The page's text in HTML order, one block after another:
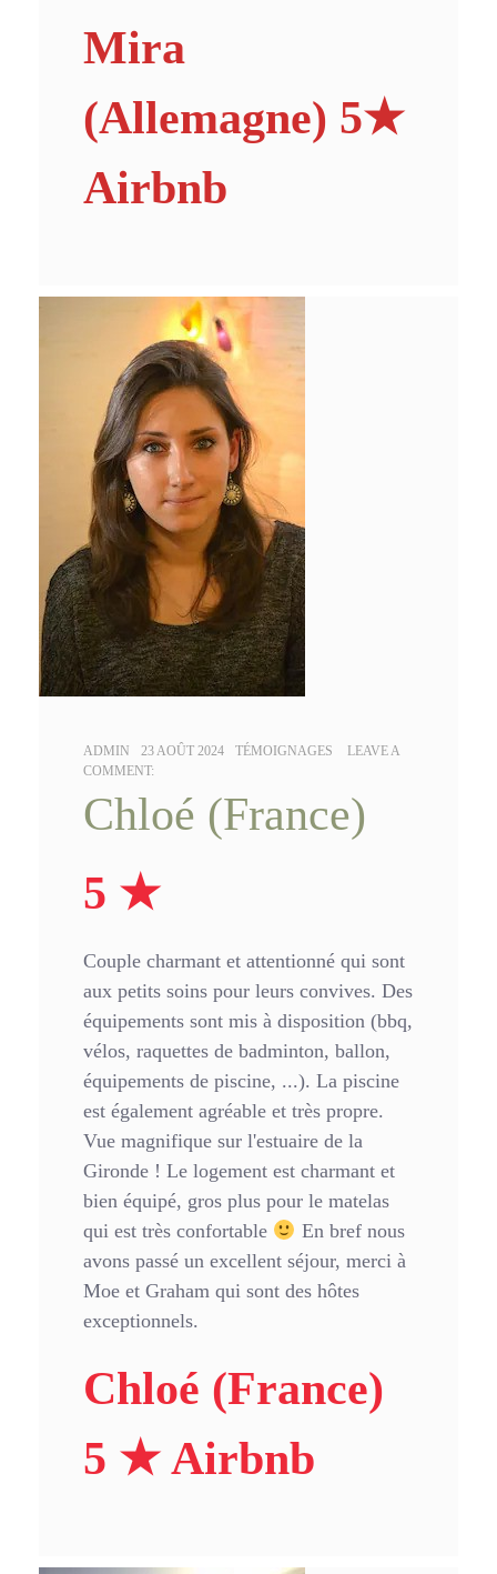
Mira
(Allemagne) 5★
Airbnb
AUTHOR:
ADMIN
POSTED
ON:
23 AOÛT 2024 CATEGORIES:
TÉMOIGNAGES
LEAVE A
COMMENT:
Chloé (France)
5 ★
Couple charmant et attentionné qui sont
aux petits soins pour leurs convives. Des
équipements sont mis à disposition (bbq,
vélos, raquettes de badminton, ballon,
équipements de piscine, ...). La piscine
est également agréable et très propre.
Vue magnifique sur l'estuaire de la
Gironde ! Le logement est charmant et
bien équipé, gros plus pour le matelas
qui est très confortable
En bref nous
avons passé un excellent séjour, merci à
Moe et Graham qui sont des hôtes
exceptionnels.
Chloé (France)
5 ★ Airbnb